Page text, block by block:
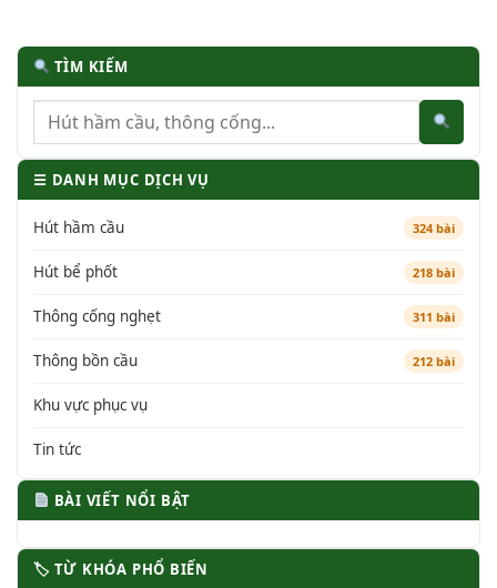
TÌM KIẾM
☰ DANH MỤC DỊCH VỤ
Hút hầm cầu 324 bài
Hút bể phốt 218 bài
Thông cống nghẹt 311 bài
Thông bồn cầu 212 bài
Khu vực phục vụ
Tin tức
BÀI VIẾT NỔI BẬT
🏷 TỪ KHÓA PHỔ BIẾN